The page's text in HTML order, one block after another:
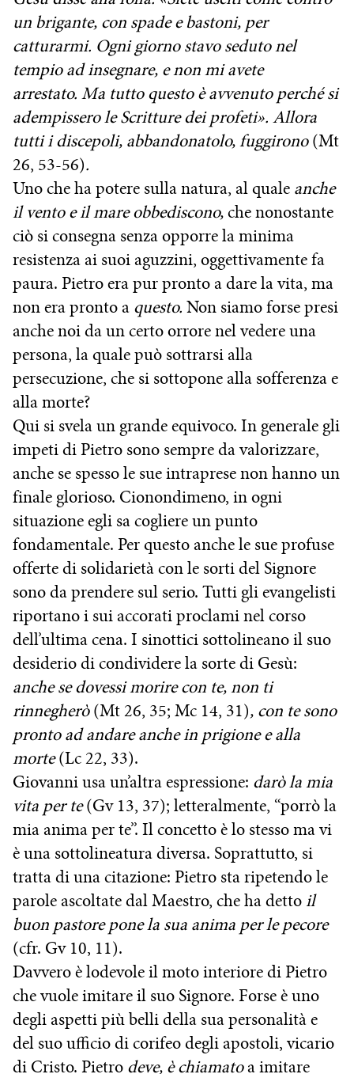
un brigante, con spade e bastoni, per
catturarmi. Ogni giorno stavo seduto nel
tempio ad insegnare, e non mi avete
arrestato. Ma tutto questo è avvenuto perché si
adempissero le Scritture dei profeti». Allora
tutti i discepoli, abbandonatolo, fuggirono(Mt
26, 53-56).
Uno che ha potere sulla natura, al quale anche
il vento e il mare obbediscono,che nonostante
ciò si consegna senza opporre la minima
resistenza ai suoi aguzzini, oggettivamente fa
paura. Pietro era pur pronto a dare la vita, ma
non era pronto a questo. Non siamo forse presi
anche noi da un certo orrore nel vedere una
persona, la quale può sottrarsi alla
persecuzione, che si sottopone alla sofferenza e
alla morte?
Qui si svela un grande equivoco. In generale gli
impeti di Pietro sono sempre da valorizzare,
anche se spesso le sue intraprese non hanno un
finale glorioso. Cionondimeno, in ogni
situazione egli sa cogliere un punto
fondamentale. Per questo anche le sue profuse
offerte di solidarietà con le sorti del Signore
sono da prendere sul serio. Tutti gli evangelisti
riportano i sui accorati proclami nel corso
dell’ultima cena. I sinottici sottolineano il suo
desiderio di condividere la sorte di Gesù:
anche se dovessi morire con te, non ti
rinnegherò(Mt 26, 35; Mc 14, 31), con te sono
pronto ad andare anche in prigione e alla
morte(Lc 22, 33).
Giovanni usa un’altra espressione: darò la mia
vita per te(Gv 13, 37); letteralmente, “porrò la
mia anima per te”. Il concetto è lo stesso ma vi
è una sottolineatura diversa. Soprattutto, si
tratta di una citazione: Pietro sta ripetendo le
parole ascoltate dal Maestro, che ha dettoil
buon pastore pone la sua anima per le pecore
(cfr. Gv 10, 11).
Davvero è lodevole il moto interiore di Pietro
che vuole imitare il suo Signore. Forse è uno
degli aspetti più belli della sua personalità e
del suo ufficio di corifeo degli apostoli, vicario
di Cristo. Pietro deve, è chiamatoa imitare